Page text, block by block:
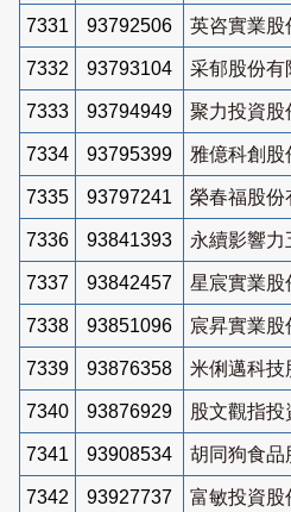
7331 93792506 英咨實業股
7332 93793104 采郁股份有
7333 93794949 聚力投資股
7334 93795399 雅億科創股
7335 93797241 榮春福股份
7336 93841393 永續影響力
7337 93842457 星宸實業股
7338 93851096 宸昇實業股
7339 93876358 米俐邁科技
7340 93876929 股文觀指投
7341 93908534 胡同狗食品
7342 93927737 富敏投資股